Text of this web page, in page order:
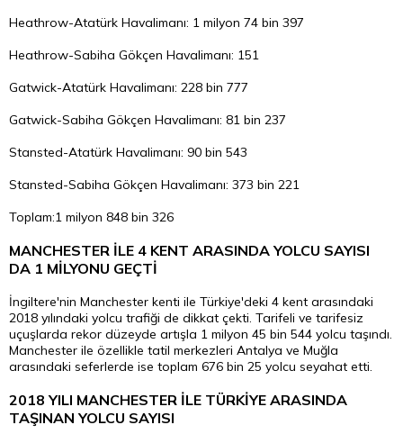
Heathrow-Atatürk Havalimanı: 1 milyon 74 bin 397
Heathrow-Sabiha Gökçen Havalimanı: 151
Gatwick-Atatürk Havalimanı: 228 bin 777
Gatwick-Sabiha Gökçen Havalimanı: 81 bin 237
Stansted-Atatürk Havalimanı: 90 bin 543
Stansted-Sabiha Gökçen Havalimanı: 373 bin 221
Toplam:1 milyon 848 bin 326
MANCHESTER İLE 4 KENT ARASINDA YOLCU SAYISI
DA 1 MİLYONU GEÇTİ
İngiltere'nin Manchester kenti ile Türkiye'deki 4 kent arasındaki
2018 yılındaki yolcu trafiği de dikkat çekti. Tarifeli ve tarifesiz
uçuşlarda rekor düzeyde artışla 1 milyon 45 bin 544 yolcu taşındı.
Manchester ile özellikle tatil merkezleri Antalya ve Muğla
arasındaki seferlerde ise toplam 676 bin 25 yolcu seyahat etti.
2018 YILI MANCHESTER İLE TÜRKİYE ARASINDA
TAŞINAN YOLCU SAYISI